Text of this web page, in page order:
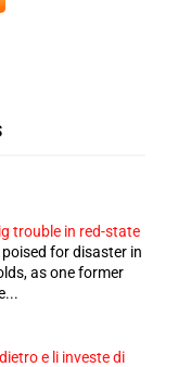
trouble in red-state
for disaster in
as one former
e li investe di